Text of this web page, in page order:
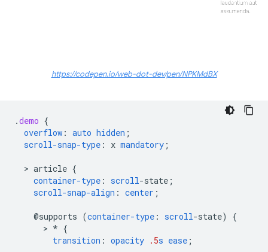
https://codepen.io/web-dot-dev/pen/NPKMdBX
.demo {
overflow : auto hidden ;
scroll-snap-type : x mandatory ;
  >
article {
container-type : scroll-state ;
scroll-snap-align : center ;
@supports (container-type : scroll-state)
{
      >
* {
transition : opacity .5s ease ;